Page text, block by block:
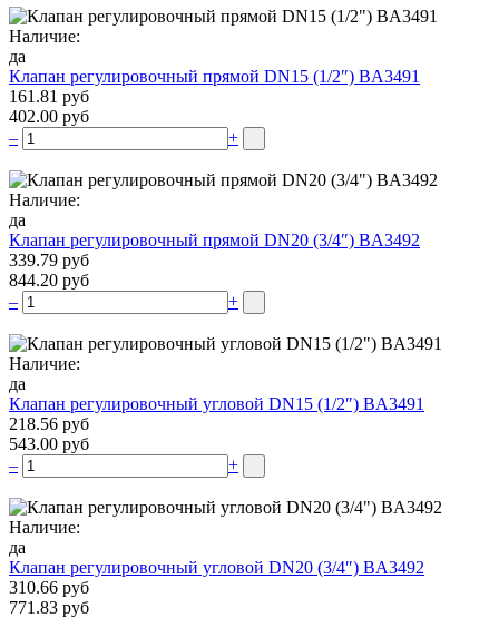
Наличие:
да
Клапан регулировочный прямой DN15 (1/2″) BA3491
161.81 руб
402.00 руб
–
+
Наличие:
да
Клапан регулировочный прямой DN20 (3/4″) BA3492
339.79 руб
844.20 руб
–
+
Наличие:
да
Клапан регулировочный угловой DN15 (1/2″) BA3491
218.56 руб
543.00 руб
–
+
Наличие:
да
Клапан регулировочный угловой DN20 (3/4″) BA3492
310.66 руб
771.83 руб